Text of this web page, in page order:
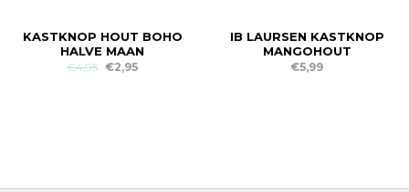
KASTKNOP HOUT BOHO
HALVE MAAN
€4,95 €2,95
IB LAURSEN KASTKNOP
MANGOHOUT
€5,99